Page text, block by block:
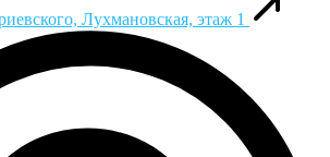
Лухмановская, этаж 1